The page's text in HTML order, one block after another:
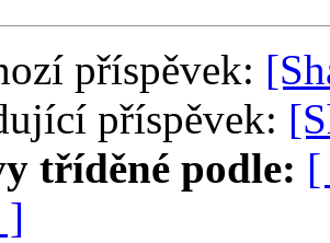
příspěvek:
příspěvek:
tříděné podle: [
]